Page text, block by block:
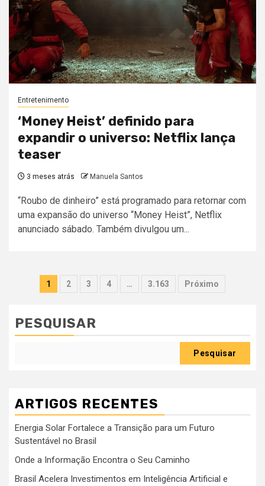
Entretenimento
‘Money Heist’ definido para
expandir o universo: Netflix lança
teaser
3 meses atrás Manuela Santos
“Roubo de dinheiro” está programado para retornar com
uma expansão do universo “Money Heist”, Netflix
anunciado sábado. Também divulgou um...
Paginação
conteúdos
1 2 3 4 … 3.163 Próximo
PESQUISAR
Pesquisar
ARTIGOS RECENTES
Energia Solar Fortalece a Transição para um Futuro
Sustentável no Brasil
Onde a Informação Encontra o Seu Caminho
Brasil Acelera Investimentos em Inteligência Artificial e